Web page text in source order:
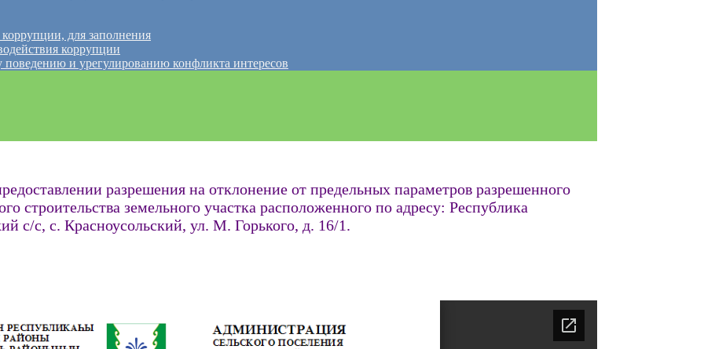
для заполнения
коррупции
и урегулированию конфликта интересов
разрешения на отклонение от предельных параметров разрешенного
строительства земельного участка расположенного по адресу: Республика
с/с, с. Красноусольский, ул. М. Горького, д. 16/1.